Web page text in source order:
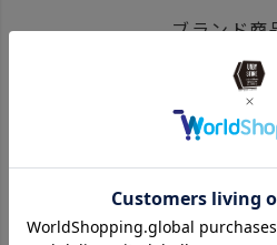
アウトドア・キャンプ用品 フ
UNBYチェアーキャンペーン
UNBY SELECT P01 - プレイ
ブランド商
P01 プレイ 商品一